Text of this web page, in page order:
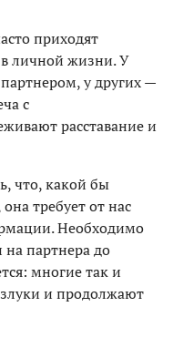
приходят
личной жизни. У
у других —
с
расставание и
что, какой бы
требует от нас
Необходимо
на партнера до
многие так и
и продолжают